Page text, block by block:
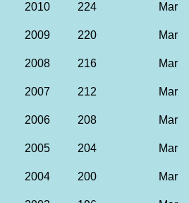
2010 224 Mar
2009 220 Mar
2008 216 Mar
2007 212 Mar
2006 208 Mar
2005 204 Mar
2004 200 Mar